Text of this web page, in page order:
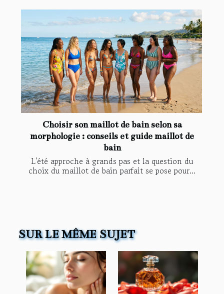
Choisir son maillot de bain selon sa
morphologie : conseils et guide maillot de
bain
L'été approche à grands pas et la question du
choix du maillot de bain parfait se pose pour...
SUR LE MÊME SUJET